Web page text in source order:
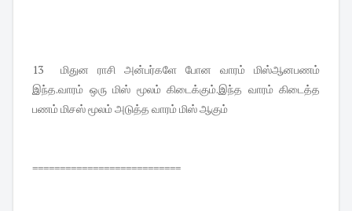
13 மிதுன ராசி அன்பர்களே போன வாரம் மிஸ்ஆனபணம்
இந்த.வாரம் ஒரு மிஸ் மூலம் கிடைக்கும்.இந்த வாரம் கிடைத்த
பணம் மிசஸ் மூலம் அடுத்த வாரம் மிஸ் ஆகும்
===========================